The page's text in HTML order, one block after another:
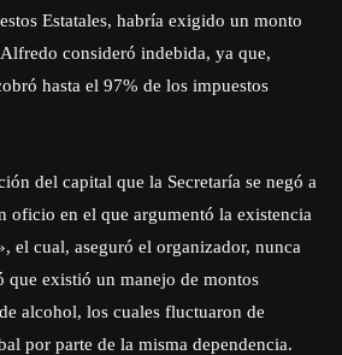
Estatales, habría exigido un monto
consideró indebida, ya que,
hasta el 97% de los impuestos
del capital que la Secretaría se negó a
oficio en el que argumentó la existencia
el cual, aseguró el organizador, nunca
que existió un manejo de montos
alcohol, los cuales fluctuaron de
por parte de la misma dependencia.